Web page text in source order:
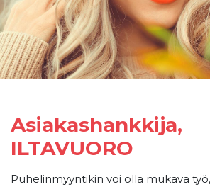
Asiakashankkija,
ILTAVUORO
Puhelinmyyntikin voi olla mukava